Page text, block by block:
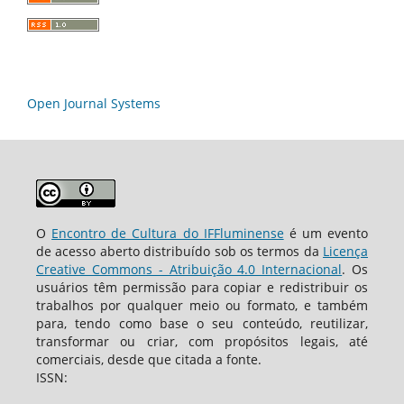
Open Journal Systems
O Encontro de Cultura do IFFluminenseé um evento
de acesso aberto distribuído sob os termos da Licença
Creative Commons - Atribuição 4.0 Internacional. Os
usuários têm permissão para copiar e redistribuir os
trabalhos por qualquer meio ou formato, e também
para, tendo como base o seu conteúdo, reutilizar,
transformar ou criar, com propósitos legais, até
comerciais, desde que citada a fonte.
ISSN: